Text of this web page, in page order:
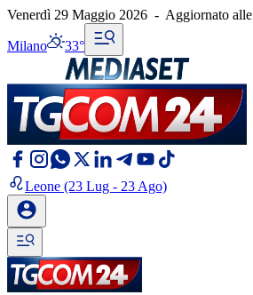
Venerdì 29 Maggio 2026 - Aggiornato alle
Milano 33°
Leone (23 Lug - 23 Ago)